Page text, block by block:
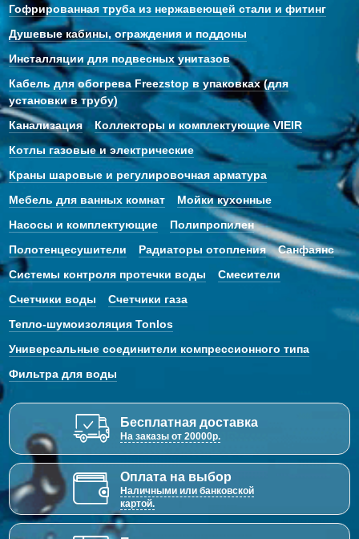
Гофрированная труба из нержавеющей стали и фитинг
Душевые кабины, ограждения и поддоны
Инсталляции для подвесных унитазов
Кабель для обогрева Freezstop в упаковках (для
установки в трубу)
Канализация
Коллекторы и комплектующие VIEIR
Котлы газовые и электрические
Краны шаровые и регулировочная арматура
Мебель для ванных комнат
Мойки кухонные
Насосы и комплектующие
Полипропилен
Полотенцесушители
Радиаторы отопления
Санфаянс
Системы контроля протечки воды
Смесители
Счетчики воды
Счетчики газа
Тепло-шумоизоляция Tonlos
Универсальные соединители компрессионного типа
Фильтра для воды
Бесплатная доставка
На заказы от 20000р.
Оплата на выбор
Наличными или банковской
картой.